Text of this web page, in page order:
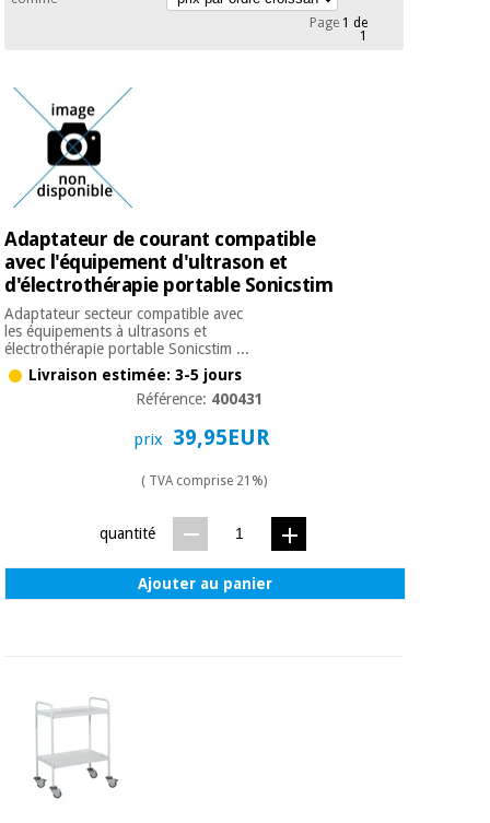
Outlet
Académie
Tech
Fisaude
équipement
traditionnelle
chinoise
Mobilier
clinique
Armoires
thérapeutiques
Matériel de
protection
pour les
Sports
Orthopédie
Offres
Outlet
Académie
Tech
équipement
médical
Médecine
chinoise
Mobilier
clinique
pilates
Sports
Page1 de
1
Adaptateur de courant compatible
avec l'équipement d'ultrason et
d'électrothérapie portable Sonicstim
Adaptateur secteur compatible avec
les équipements à ultrasons et
électrothérapie portable Sonicstim ...
Livraison estimée: 3-5 jours
Référence: 400431
prix 39,95EUR
( TVA comprise 21%)
quantité
Ajouter au panier